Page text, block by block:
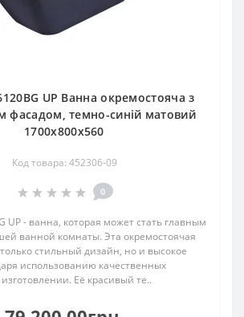
UP Ванна окремостояча з
фасадом, темно-синій матовий
1700x800x560
Код товара: 452306-09
0
UP - ванна, которая может стать главным
ванной комнаты. Эта окремостоячая
стильный дизайн, но и высокое
использованию качественных
Её красивый те..